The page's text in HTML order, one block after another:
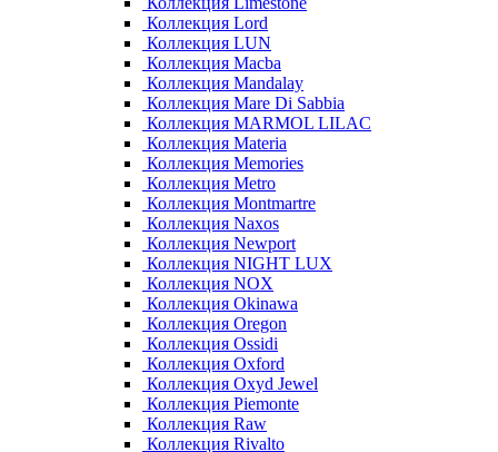
Коллекция Lord
Коллекция LUN
Коллекция Macba
Коллекция Mandalay
Коллекция Mare Di Sabbia
Коллекция MARMOL LILAC
Коллекция Materia
Коллекция Memories
Коллекция Metro
Коллекция Montmartre
Коллекция Naxos
Коллекция Newport
Коллекция NIGHT LUX
Коллекция NOX
Коллекция Okinawa
Коллекция Oregon
Коллекция Ossidi
Коллекция Oxford
Коллекция Oxyd Jewel
Коллекция Piemonte
Коллекция Raw
Коллекция Rivalto